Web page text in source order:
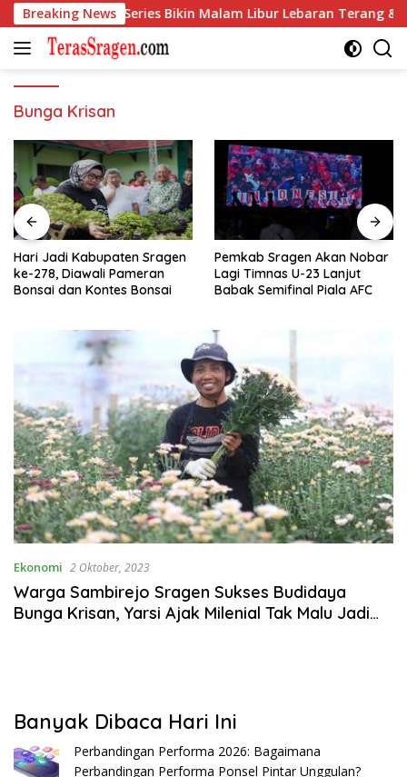
Langsung
ke
konten
Breaking News
di Galaxy S26 Series Bikin Malam Libur Lebaran Terang &
Bunga Krisan
Hari Jadi Kabupaten Sragen
ke-278, Diawali Pameran
Bonsai dan Kontes Bonsai
Pemkab Sragen Akan Nobar
Lagi Timnas U-23 Lanjut
Babak Semifinal Piala AFC
Ekonomi 2 Oktober, 2023
Warga Sambirejo Sragen Sukses Budidaya
Bunga Krisan, Yarsi Ajak Milenial Tak Malu Jadi
Banyak Dibaca Hari Ini
Perbandingan Performa 2026: Bagaimana
Perbandingan Performa Ponsel Pintar Unggulan?